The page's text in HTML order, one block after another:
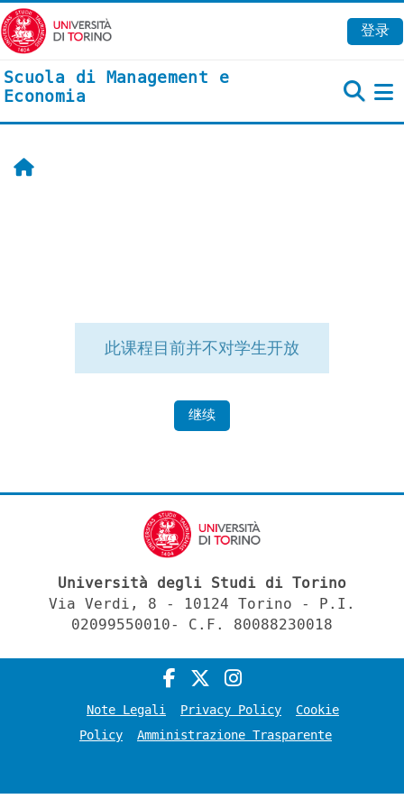
跳到主要内容
登录
Scuola di Management e
Economia
首页
此课程目前并不对学生开放
继续
Università degli Studi di Torino
Via Verdi, 8 - 10124 Torino - P.I.
02099550010- C.F. 80088230018
Note Legali Privacy Policy
Cookie
Policy
Amministrazione Trasparente